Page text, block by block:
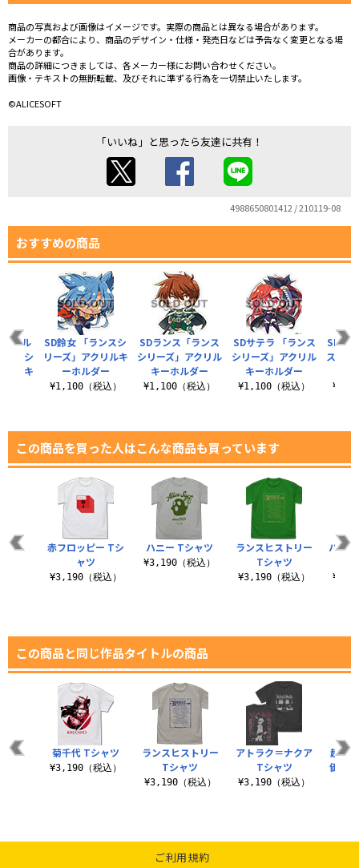
商品の写真および画像はイメージです。実際の商品とは異なる場合があります。
メーカーの都合により、商品のデザイン・仕様・発売日などは予告なく変更となる場
合があります。
商品の詳細につきましては、各メーカー様にお問い合わせください。
画像・テキストの無断転載、及びそれに準ずる行為を一切禁止いたします。
©ALICESOFT
「いいね」と思ったら友達に共有！
4988650801412 / 210119-08
おすすめの商品
SDランス「ランス
シリーズ」アクリル
キーホルダー
¥1,100（税込）
SDサテラ 「ランス
シリーズ」アクリル
キーホルダー
¥1,100（税込）
SDリ
スシリ
ール
ンスシ
リルキ
SD鈴女 「ランスシ
リーズ」アクリルキ
ーホルダー
¥1,100（税込）
この商品を買った人はこんな商品も買っています
ハニー Tシャツ
¥3,190（税込）
ランスヒストリー
Tシャツ
¥3,190（税込）
ハニ
赤フロッピー Tシ
ャツ
¥3,190（税込）
この商品と同じ作品タイトルの商品
ランスヒストリー
Tシャツ
¥3,190（税込）
アトラク＝ナクア
Tシャツ
¥3,190（税込）
超昂
価版
ャツ 菊千代 Tシャツ
¥3,190（税込）
ご利用規約